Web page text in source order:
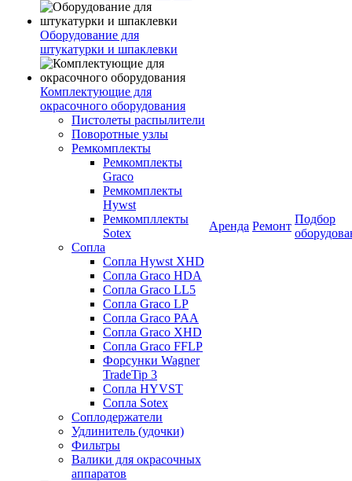
Оборудование для
штукатурки и шпаклевки
Комплектующие для
окрасочного оборудования
Пистолеты распылители
Поворотные узлы
Ремкомплекты
Ремкомплекты
Graco
Ремкомплекты
Hywst
Ремкомпллекты
Sotex
Сопла
Сопла Hywst XHD
Сопла Graco HDA
Сопла Graco LL5
Сопла Graco LP
Сопла Graco PAA
Сопла Graco XHD
Сопла Graco FFLP
Форсунки Wagner
TradeTip 3
Сопла HYVST
Сопла Sotex
Соплодержатели
Удлинитель (удочки)
Фильтры
Валики для окрасочных
аппаратов
Аренда Ремонт
Подбор